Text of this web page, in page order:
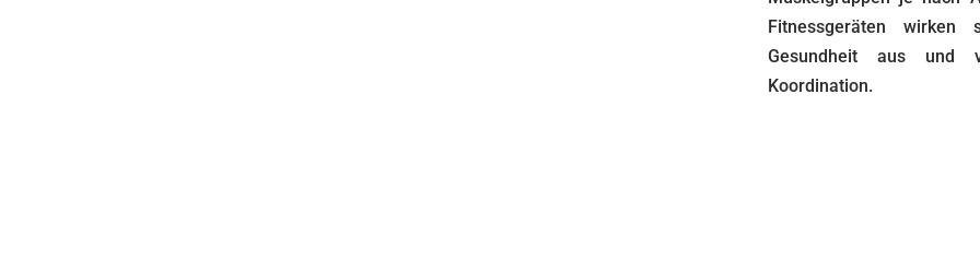
Fitnessgeräten
Gesundheit aus und
Koordination.